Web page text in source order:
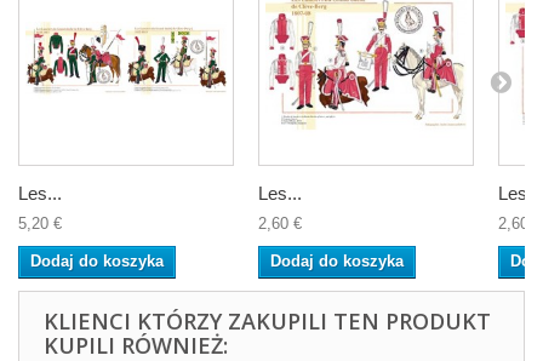
Les...
5,20 €
Dodaj do koszyka
Les...
2,60 €
Dodaj do koszyka
Les...
2,60 €
KLIENCI KTÓRZY ZAKUPILI TEN PRODUKT
KUPILI RÓWNIEŻ: